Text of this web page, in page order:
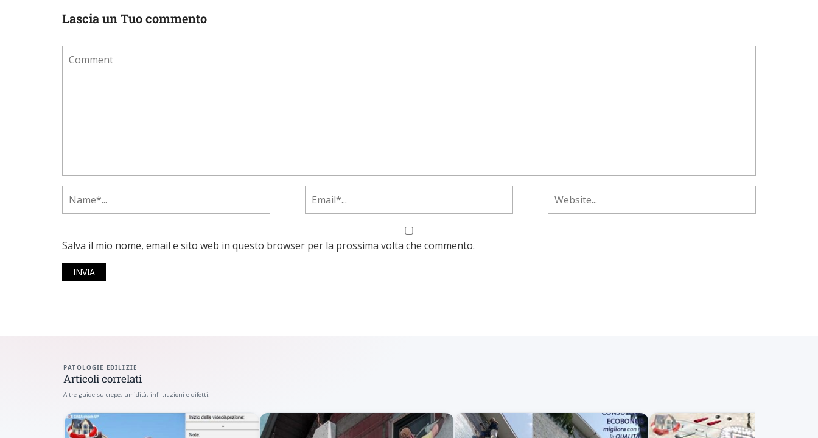
Lascia un Tuo commento
Salva il mio nome, email e sito web in questo browser per la prossima volta che commento.
PATOLOGIE EDILIZIE
Articoli correlati
Altre guide su crepe, umidità, infiltrazioni e difetti.